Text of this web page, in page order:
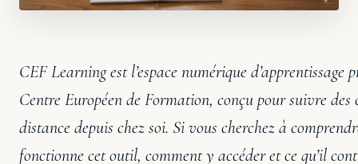
CEF Learning est l’espace numérique d’apprentissage
Centre Européen de Formation, conçu pour suivre des
distance depuis chez soi. Si vous cherchez à
fonctionne cet outil, comment y accéder et ce qu’il